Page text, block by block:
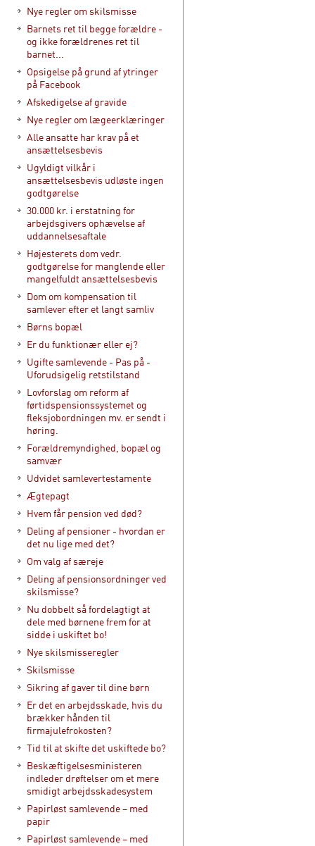
Nye regler om skilsmisse
Barnets ret til begge forældre -
og ikke forældrenes ret til
barnet...
Opsigelse på grund af ytringer
på Facebook
Afskedigelse af gravide
Nye regler om lægeerklæringer
Alle ansatte har krav på et
ansættelsesbevis
Ugyldigt vilkår i
ansættelsesbevis udløste ingen
godtgørelse
30.000 kr. i erstatning for
arbejdsgivers ophævelse af
uddannelsesaftale
Højesterets dom vedr.
godtgørelse for manglende eller
mangelfuldt ansættelsesbevis
Dom om kompensation til
samlever efter et langt samliv
Børns bopæl
Er du funktionær eller ej?
Ugifte samlevende - Pas på -
Uforudsigelig retstilstand
Lovforslag om reform af
førtidspensionssystemet og
fleksjobordningen mv. er sendt i
høring.
Forældremyndighed, bopæl og
samvær
Udvidet samlevertestamente
Ægtepagt
Hvem får pension ved død?
Deling af pensioner - hvordan er
det nu lige med det?
Om valg af særeje
Deling af pensionsordninger ved
skilsmisse?
Nu dobbelt så fordelagtigt at
dele med børnene frem for at
sidde i uskiftet bo!
Nye skilsmisseregler
Skilsmisse
Sikring af gaver til dine børn
Er det en arbejdsskade, hvis du
brækker hånden til
firmajulefrokosten?
Tid til at skifte det uskiftede bo?
Beskæftigelsesministeren
indleder drøftelser om et mere
smidigt arbejdsskadesystem
Papirløst samlevende – med
papir
Papirløst samlevende – med